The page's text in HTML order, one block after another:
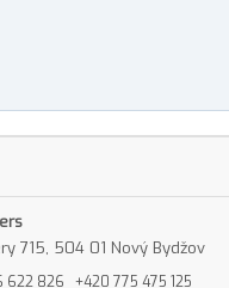
715, 504 01 Nový Bydžov
622 826 +420 775 475 125